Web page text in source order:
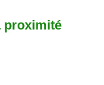
proximité